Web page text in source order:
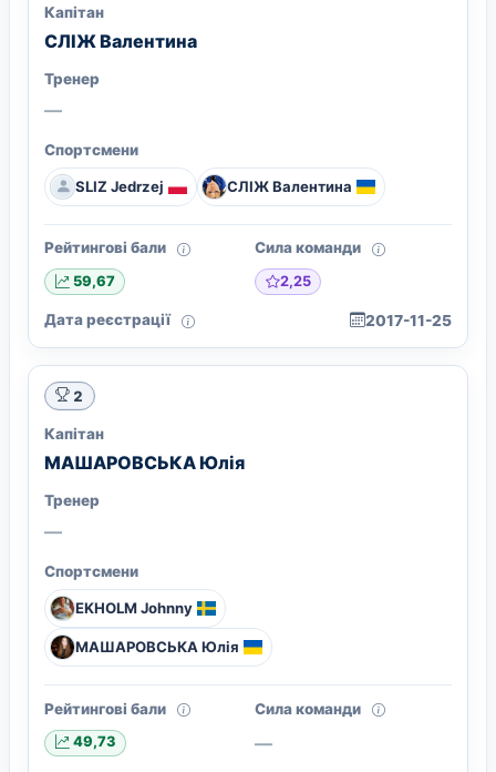
Капітан
СЛІЖ Валентина
Тренер
—
Спортсмени
SLIZ Jedrzej СЛІЖ Валентина
Рейтингові бали
59,67
Сила команди
2,25
Дата реєстрації 2017-11-25
2
Капітан
МАШАРОВСЬКА Юлія
Тренер
—
Спортсмени
EKHOLM Johnny
МАШАРОВСЬКА Юлія
Рейтингові бали
49,73
Сила команди
—